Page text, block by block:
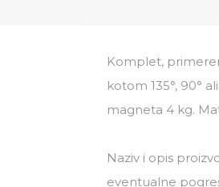
Komplet,
kotom 135°, 90°
magneta 4 kg.
Naziv i opis
eventualne